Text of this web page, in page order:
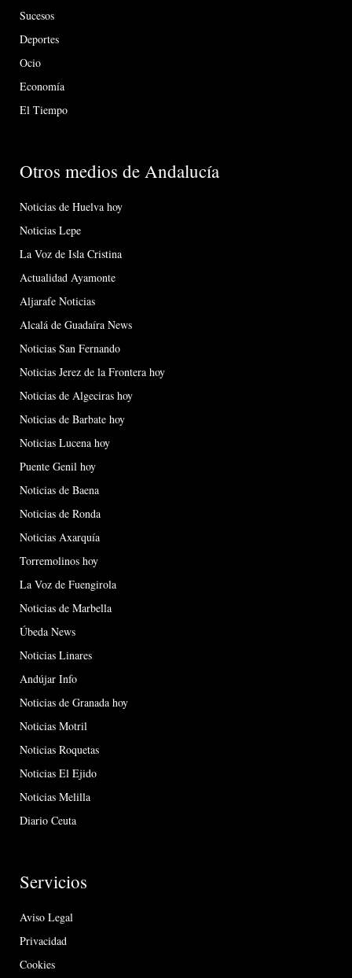
Sucesos
Deportes
Ocio
Economía
El Tiempo
Otros medios de Andalucía
Noticias de Huelva hoy
Noticias Lepe
La Voz de Isla Cristina
Actualidad Ayamonte
Aljarafe Noticias
Alcalá de Guadaíra News
Noticias San Fernando
Noticias Jerez de la Frontera hoy
Noticias de Algeciras hoy
Noticias de Barbate hoy
Noticias Lucena hoy
Puente Genil hoy
Noticias de Baena
Noticias de Ronda
Noticias Axarquía
Torremolinos hoy
La Voz de Fuengirola
Noticias de Marbella
Úbeda News
Noticias Linares
Andújar Info
Noticias de Granada hoy
Noticias Motril
Noticias Roquetas
Noticias El Ejido
Noticias Melilla
Diario Ceuta
Servicios
Aviso Legal
Privacidad
Cookies